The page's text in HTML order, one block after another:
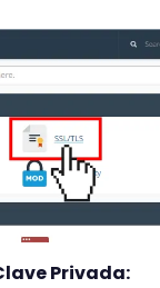
Privada: